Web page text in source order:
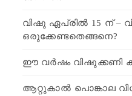
വിഷു ഏപ്രിൽ 15 ന് –
ഒരുക്കേണ്ടതെങ്ങനെ?
ഈ വർഷം വിഷുക്കണി
ആറ്റുകാൽ പൊങ്കാല